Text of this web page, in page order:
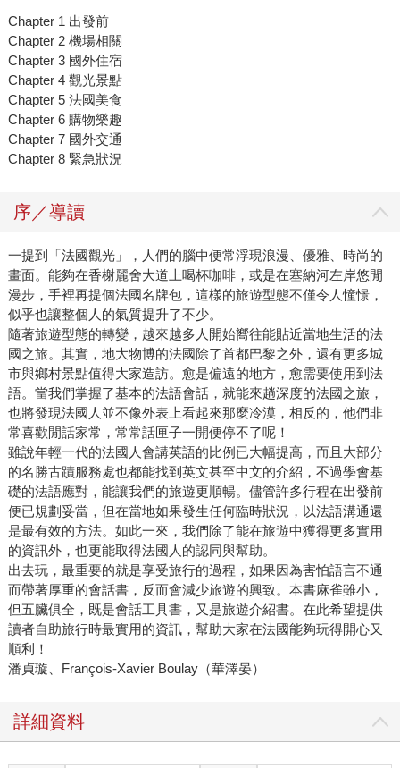
Chapter 1 出發前
Chapter 2 機場相關
Chapter 3 國外住宿
Chapter 4 觀光景點
Chapter 5 法國美食
Chapter 6 購物樂趣
Chapter 7 國外交通
Chapter 8 緊急狀況
序／導讀
一提到「法國觀光」，人們的腦中便常浮現浪漫、優雅、時尚的
畫面。能夠在香榭麗舍大道上喝杯咖啡，或是在塞納河左岸悠閒
漫步，手裡再提個法國名牌包，這樣的旅遊型態不僅令人憧憬，
似乎也讓整個人的氣質提升了不少。
隨著旅遊型態的轉變，越來越多人開始嚮往能貼近當地生活的法
國之旅。其實，地大物博的法國除了首都巴黎之外，還有更多城
市與鄉村景點值得大家造訪。愈是偏遠的地方，愈需要使用到法
語。當我們掌握了基本的法語會話，就能來趟深度的法國之旅，
也將發現法國人並不像外表上看起來那麼冷漠，相反的，他們非
常喜歡閒話家常，常常話匣子一開便停不了呢！
雖說年輕一代的法國人會講英語的比例已大幅提高，而且大部分
的名勝古蹟服務處也都能找到英文甚至中文的介紹，不過學會基
礎的法語應對，能讓我們的旅遊更順暢。儘管許多行程在出發前
便已規劃妥當，但在當地如果發生任何臨時狀況，以法語溝通還
是最有效的方法。如此一來，我們除了能在旅遊中獲得更多實用
的資訊外，也更能取得法國人的認同與幫助。
出去玩，最重要的就是享受旅行的過程，如果因為害怕語言不通
而帶著厚重的會話書，反而會減少旅遊的興致。本書麻雀雖小，
但五臟俱全，既是會話工具書，又是旅遊介紹書。在此希望提供
讀者自助旅行時最實用的資訊，幫助大家在法國能夠玩得開心又
順利！
潘貞璇、François-Xavier Boulay（華澤晏）
詳細資料